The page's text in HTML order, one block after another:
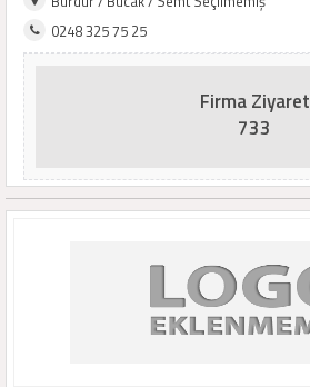
0248 325 75 25
Firma Ziyaret
733